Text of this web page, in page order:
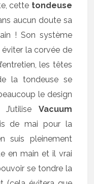
cette tondeuse
aucun doute sa
! Son système
éviter la corvée de
les têtes
la tondeuse se
le design
Vacuum
de mai pour la
suis pleinement
en main et il vrai
se tondre la